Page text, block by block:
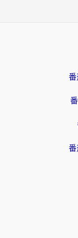
番
番